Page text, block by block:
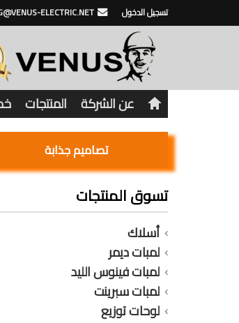
ELECTRIC.NET تسجيل الدخول
عن الشركة المنتجات
تصاميم جذابة
تسوق المنتجات
أسلاك
لمبات ديمر
لمبات فينوس الليد
لمبات سبرينت
لوحات توزيع